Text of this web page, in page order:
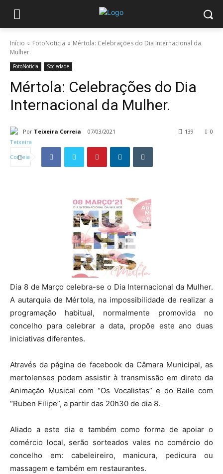
Início FotoNoticia
Mértola: Celebrações do Dia Internacional da
Mulher.
FotoNoticia Sociedade
Mértola: Celebrações do Dia
Internacional da Mulher.
Por Teixeira Correia 07/03/2021 0
139
Dia 8 de Março celebra-se o Dia Internacional da Mulher.
A autarquia de Mértola, na impossibilidade de realizar a
programação habitual, normalmente promovida no
concelho para celebrar a data, propõe este ano duas
iniciativas diferentes.
Através da página de facebook da Câmara Municipal, as
mertolenses podem assistir à transmissão em direto da
Animação Musical com “Os Vocalistas” e do Baile com
“Ruben Filipe”, a partir das 20h30 de dia 8.
Aliado a este dia e também como forma de apoiar o
comércio local, serão sorteados vales no comércio do
concelho em: cabeleireiro, manicura, pedicura ou
massagem e também em restaurantes.